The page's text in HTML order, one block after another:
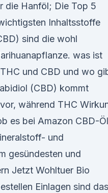
die Hanföl; Die Top 5
Inhaltsstoffe
sind die wohl
was ist
und CBD und wo
(CBD) kommt
während THC
es bei Amazon CBD-Öl
und
gesündesten und
Jetzt Wohltuer Bio
Einlagen sind das